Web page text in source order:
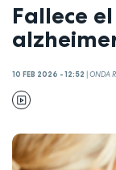
Fallece
10 FEB 2026 - 12:52 |ONDA